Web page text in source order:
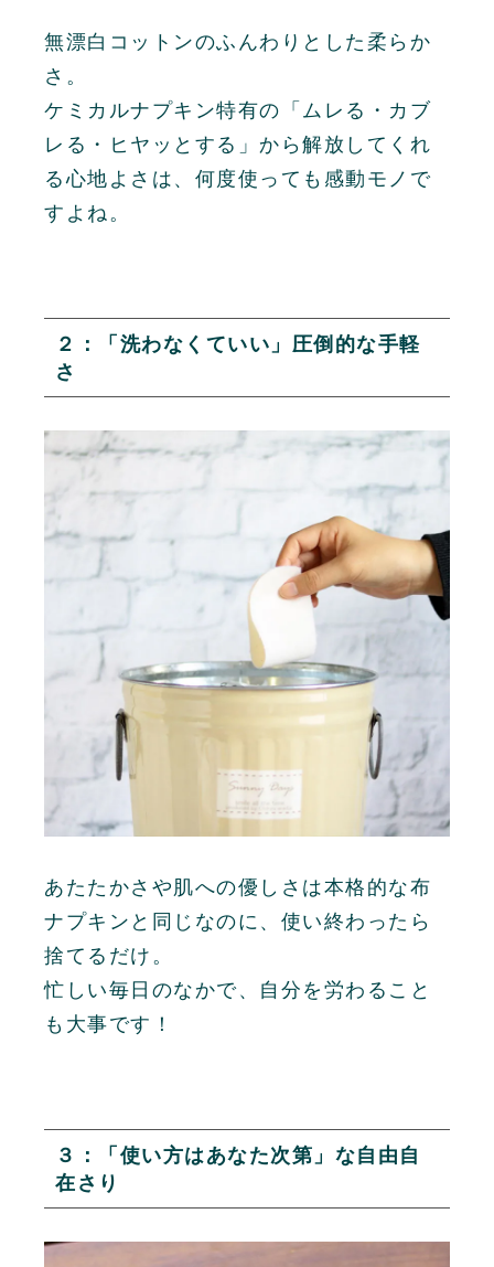
無漂白コットンのふんわりとした柔らか
さ。
ケミカルナプキン特有の「ムレる・カブ
レる・ヒヤッとする」から解放してくれ
る心地よさは、何度使っても感動モノで
すよね。
２：「洗わなくていい」圧倒的な手軽
さ
あたたかさや肌への優しさは本格的な布
ナプキンと同じなのに、使い終わったら
捨てるだけ。
忙しい毎日のなかで、自分を労わること
も大事です！
３：「使い方はあなた次第」な自由自
在さり